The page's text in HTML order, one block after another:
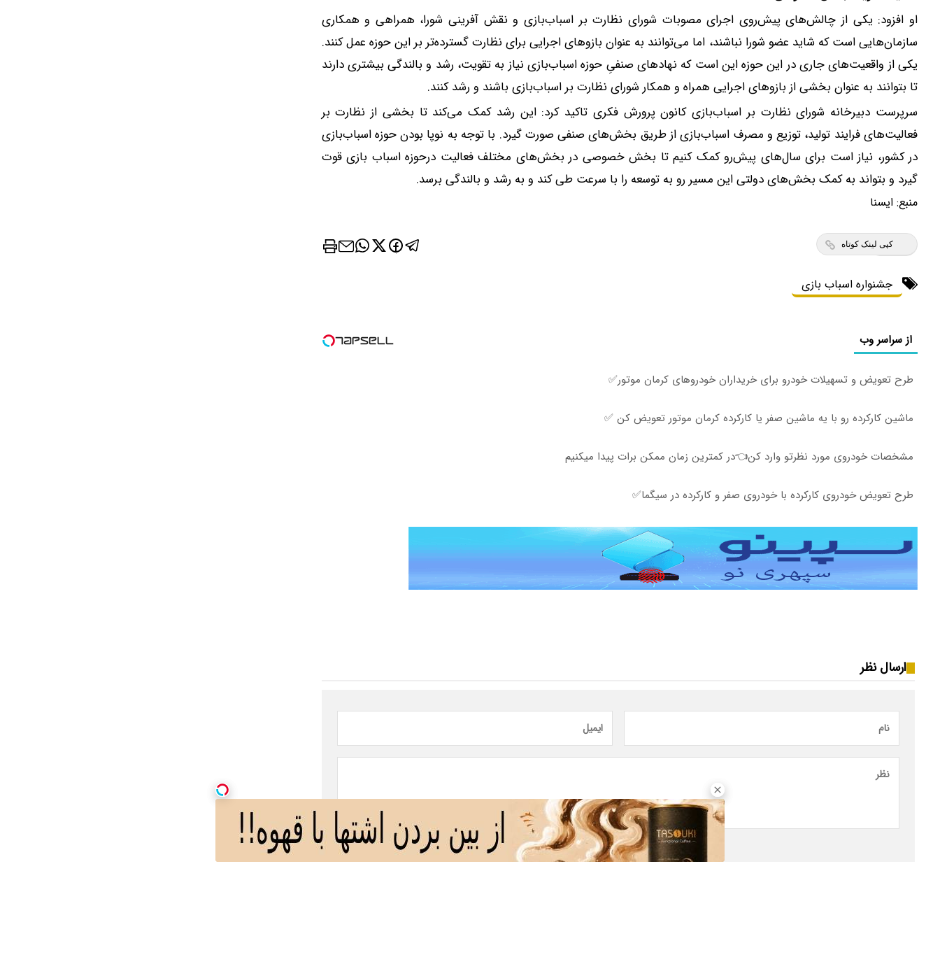
او افزود: یکی از چالش‌های پیش‌روی اجرای مصوبات شورای نظارت بر اسباب‌بازی و نقش آفرینی شورا، همراهی و همکاری
سازمان‌هایی است که شاید عضو شورا نباشند، اما می‌توانند به عنوان بازوهای اجرایی برای نظارت گسترده‌تر بر این حوزه عمل کنند.
یکی از واقعیت‌های جاری در این حوزه این است که نهادهای صنفیِ حوزه اسباب‌بازی نیاز به تقویت، رشد و بالندگی بیشتری دارند
تا بتوانند به عنوان بخشی از بازوهای اجرایی همراه و همکار شورای نظارت بر اسباب‌بازی باشند و رشد کنند.
سرپرست دبیرخانه شورای نظارت بر اسباب‌بازی کانون پرورش فکری تاکید کرد: این رشد کمک می‌کند تا بخشی از نظارت بر
فعالیت‌های فرایند تولید، توزیع و مصرف اسباب‌بازی از طریق بخش‌های صنفی صورت گیرد. با توجه به نوپا بودن حوزه اسباب‌بازی
در کشور، نیاز است برای سال‌های پیش‌رو کمک کنیم تا بخش خصوصی در بخش‌های مختلف فعالیت درحوزه اسباب‌ بازی قوت
گیرد و بتواند به کمک بخش‌های دولتی این مسیر رو به توسعه را با سرعت طی کند و به رشد و بالندگی برسد.
منبع: ايسنا
کپی لینک کوتاه
جشنواره اسباب بازی
از سراسر وب
طرح تعویض و تسهیلات خودرو برای خریداران خودروهای کرمان موتور✅
ماشین کارکرده رو با یه ماشین صفر یا کارکرده کرمان موتور تعویض کن ✅
مشخصات خودروی مورد نظرتو وارد کن👈در کمترین زمان ممکن برات پیدا میکنیم
طرح تعویض خودروی کارکرده با خودروی صفر و کارکرده در سیگما✅
ارسال نظر